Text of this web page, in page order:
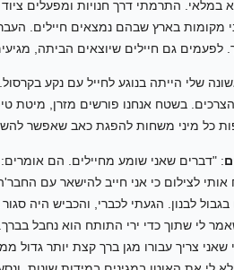
במלאי. התרמתי דרך חנויות ומפעלים
מקומות בארץ שבהם נמצאים חיילים.
לפעמים גם חיילים שיוצאים הביתה,
שלי הייתה בנוגע לחייל עם נקע
בשטח אנחנו פורשים מזרן, מיטת
כל מיני משחות להפגת כאב שאפשר
: "דברים שאני שומע מחיילים. הם
לצילום כי אני חייב להישאר עם
בגבול לבנון. הגעתי לכברי, והכביש היה
לי שתוך כדי ירי התותח הוא נחבל
שאני צריך עבורו מגן ברך קצת יותר